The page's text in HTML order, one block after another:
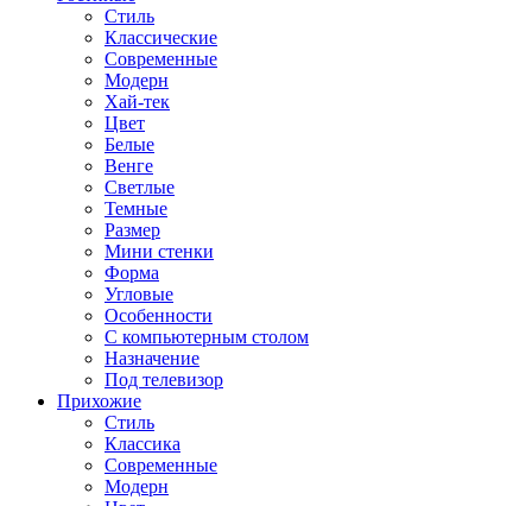
Стиль
Классические
Современные
Модерн
Хай-тек
Цвет
Белые
Венге
Светлые
Темные
Размер
Мини стенки
Форма
Угловые
Особенности
С компьютерным столом
Назначение
Под телевизор
Прихожие
Стиль
Классика
Современные
Модерн